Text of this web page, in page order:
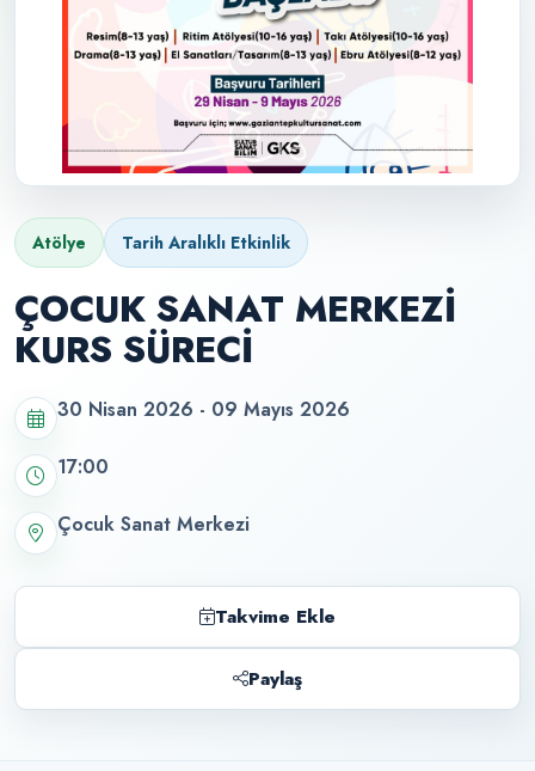
Atölye Tarih Aralıklı Etkinlik
ÇOCUK SANAT MERKEZİ
KURS SÜRECİ
30 Nisan 2026 - 09 Mayıs 2026
17:00
Çocuk Sanat Merkezi
Takvime Ekle
Paylaş